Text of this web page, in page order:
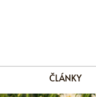
ČLÁNKY